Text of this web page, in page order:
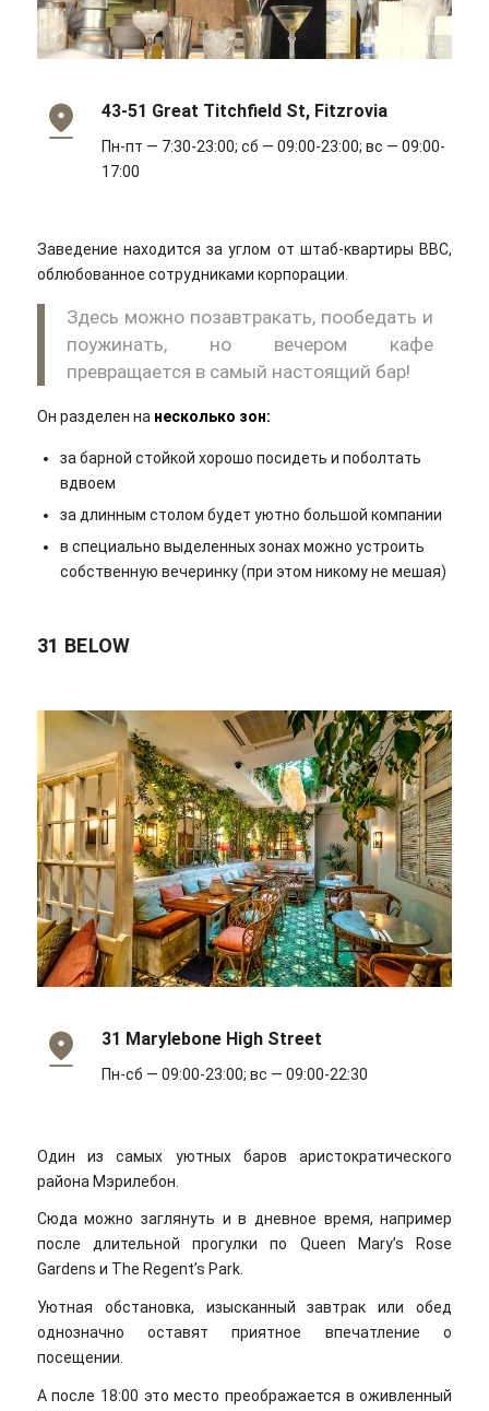
Bex Walton/flickr/Cc-by 2.0
43-51 Great Titchfield St, Fitzrovia
Пн-пт — 7:30-23:00; сб — 09:00-23:00; вс — 09:00-
17:00
Заведение находится за углом от штаб-квартиры BBC,
облюбованное сотрудниками корпорации.
Здесь можно позавтракать, пообедать и
поужинать, но вечером кафе
превращается в самый настоящий бар!
Он разделен на несколько зон:
за барной стойкой хорошо посидеть и поболтать
вдвоем
за длинным столом будет уютно большой компании
в специально выделенных зонах можно устроить
собственную вечеринку (при этом никому не мешая)
31 BELOW
31 Marylebone High Street
Пн-сб — 09:00-23:00; вс — 09:00-22:30
Один из самых уютных баров аристократического
района Мэрилебон.
Сюда можно заглянуть и в дневное время, например
после длительной прогулки по Queen Mary’s Rose
Gardens и The Regent’s Park.
Уютная обстановка, изысканный завтрак или обед
однозначно оставят приятное впечатление о
посещении.
А после 18:00 это место преображается в оживленный